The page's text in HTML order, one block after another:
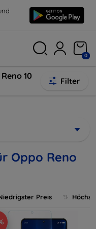
0
10
Filter
Oppo Reno
Preis